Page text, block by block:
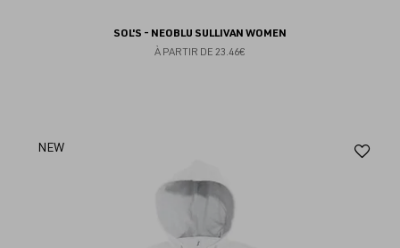
SOL'S - NEOBLU SULLIVAN WOMEN
À PARTIR DE 23.46€
NEW